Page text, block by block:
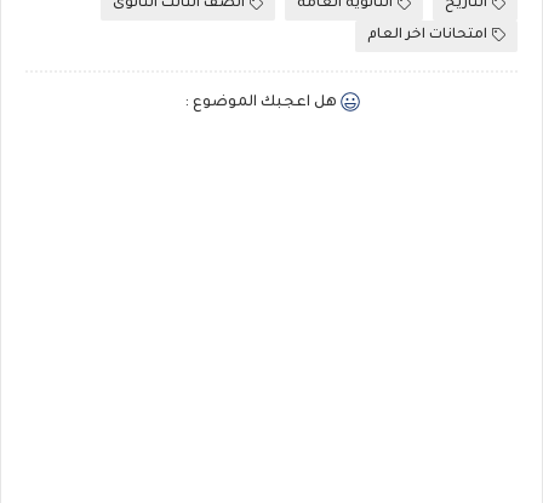
التاريخ الثانوية العامة
الصف الثالث الثانوى
امتحانات اخر العام
هل اعجبك الموضوع :